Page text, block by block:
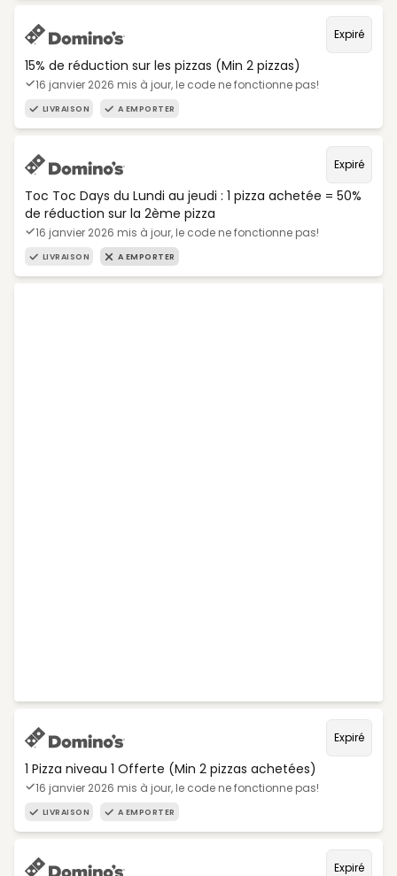
Expiré
15% de réduction sur les pizzas (Min 2 pizzas)
16 janvier 2026 mis à jour, le code ne fonctionne pas!
LIVRAISON A EMPORTER
Expiré
Toc Toc Days du Lundi au jeudi : 1 pizza achetée = 50%
de réduction sur la 2ème pizza
16 janvier 2026 mis à jour, le code ne fonctionne pas!
LIVRAISON A EMPORTER
Expiré
1 Pizza niveau 1 Offerte (Min 2 pizzas achetées)
16 janvier 2026 mis à jour, le code ne fonctionne pas!
LIVRAISON A EMPORTER
Expiré